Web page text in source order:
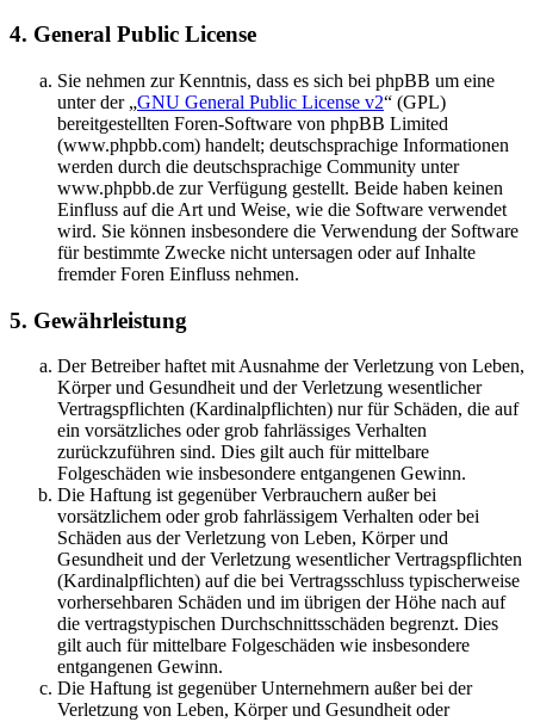
4. General Public License
Sie nehmen zur Kenntnis, dass es sich bei phpBB um eine
unter der „GNU General Public License v2“ (GPL)
bereitgestellten Foren-Software von phpBB Limited
(www.phpbb.com) handelt; deutschsprachige Informationen
werden durch die deutschsprachige Community unter
www.phpbb.de zur Verfügung gestellt. Beide haben keinen
Einfluss auf die Art und Weise, wie die Software verwendet
wird. Sie können insbesondere die Verwendung der Software
für bestimmte Zwecke nicht untersagen oder auf Inhalte
fremder Foren Einfluss nehmen.
5. Gewährleistung
Der Betreiber haftet mit Ausnahme der Verletzung von Leben,
Körper und Gesundheit und der Verletzung wesentlicher
Vertragspflichten (Kardinalpflichten) nur für Schäden, die auf
ein vorsätzliches oder grob fahrlässiges Verhalten
zurückzuführen sind. Dies gilt auch für mittelbare
Folgeschäden wie insbesondere entgangenen Gewinn.
Die Haftung ist gegenüber Verbrauchern außer bei
vorsätzlichem oder grob fahrlässigem Verhalten oder bei
Schäden aus der Verletzung von Leben, Körper und
Gesundheit und der Verletzung wesentlicher Vertragspflichten
(Kardinalpflichten) auf die bei Vertragsschluss typischerweise
vorhersehbaren Schäden und im übrigen der Höhe nach auf
die vertragstypischen Durchschnittsschäden begrenzt. Dies
gilt auch für mittelbare Folgeschäden wie insbesondere
entgangenen Gewinn.
Die Haftung ist gegenüber Unternehmern außer bei der
Verletzung von Leben, Körper und Gesundheit oder